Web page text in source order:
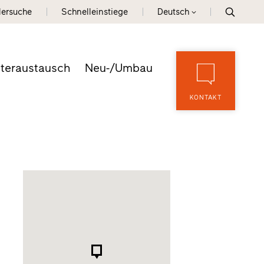
Schnelleinstiege Deutsch
Neu-/Umbau
KONTAKT